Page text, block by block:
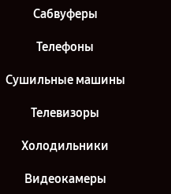
Сабвуферы
Телефоны
Сушильные машины
Телевизоры
Холодильники
Видеокамеры